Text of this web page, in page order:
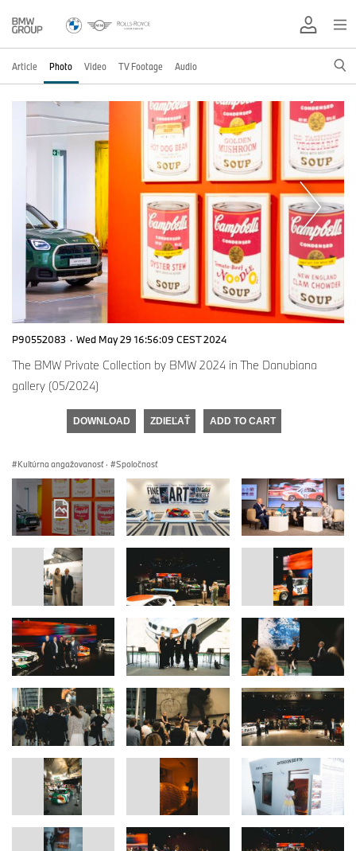
Article Photo Video TV Footage Audio
P90552083 · Wed May 29 16:56:09 CEST 2024
The BMW Private Collection by BMW 2024 in The Danubiana
gallery (05/2024)
DOWNLOAD ZDIEĽAŤ ADD TO CART
Kultúrna angažovanosť · Spoločnosť